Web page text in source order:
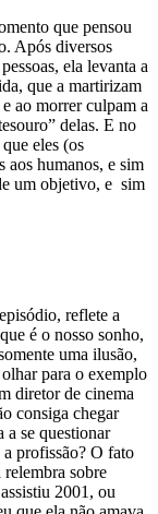
que pensou
Após diversos
ela levanta a
que a martirizam
ao morrer culpam a
delas. E no
eles (os
aos humanos, e sim
um objetivo, e sim
reflete a
é o nosso sonho,
uma ilusão,
para o exemplo
diretor de cinema
consiga chegar
a se questionar
profissão? O fato
relembra sobre
2001, ou